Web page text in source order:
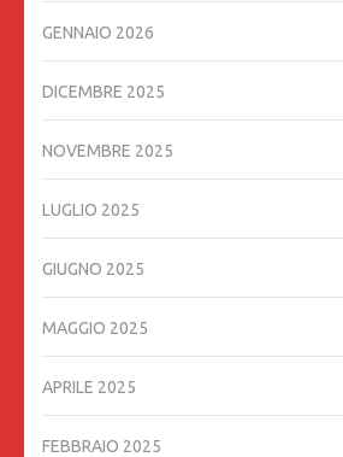
GENNAIO 2026
DICEMBRE 2025
NOVEMBRE 2025
LUGLIO 2025
GIUGNO 2025
MAGGIO 2025
APRILE 2025
FEBBRAIO 2025